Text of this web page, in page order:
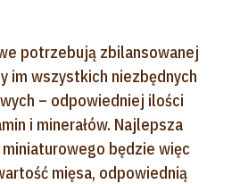
potrzebują zbilansowanej
im wszystkich niezbędnych
– odpowiedniej ilości
i minerałów. Najlepsza
będzie więc
mięsa, odpowiednią